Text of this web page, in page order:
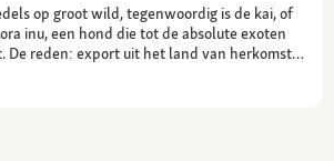
op groot wild, tegenwoordig is de kai, of
inu, een hond die tot de absolute exoten
De reden: export uit het land van herkomst…